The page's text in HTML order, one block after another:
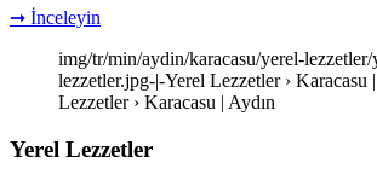
➞ İnceleyin
img/tr/min/aydin/karacasu/yerel-lezzetler/
lezzetler.jpg-|-Yerel Lezzetler › Karacasu
Lezzetler › Karacasu | Aydın
Yerel Lezzetler